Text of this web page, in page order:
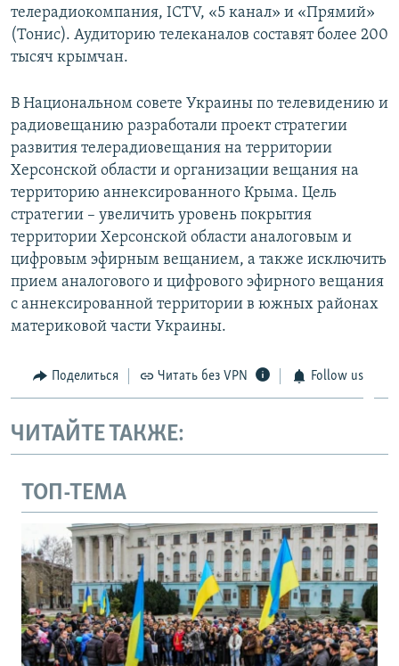
телерадиокомпания, ICTV, «5 канал» и «Прямий»
(Тонис). Аудиторию телеканалов составят более 200
тысяч крымчан.
В Национальном совете Украины по телевидению и
радиовещанию разработали проект стратегии
развития телерадиовещания на территории
Херсонской области и организации вещания на
территорию аннексированного Крыма. Цель
стратегии – увеличить уровень покрытия
территории Херсонской области аналоговым и
цифровым эфирным вещанием, а также исключить
прием аналогового и цифрового эфирного вещания
с аннексированной территории в южных районах
материковой части Украины.
Поделиться Читать без VPN Follow us
ЧИТАЙТЕ ТАКЖЕ:
ТОП-ТЕМА